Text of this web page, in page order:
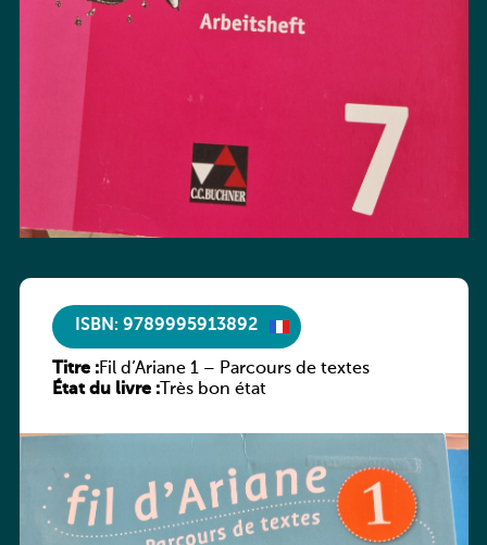
ISBN: 9789995913892
Titre :Fil d’Ariane 1 – Parcours de textes
État du livre :Très bon état